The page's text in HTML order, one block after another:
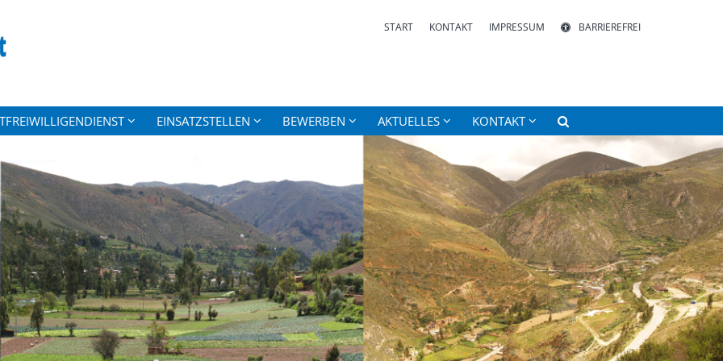
START KONTAKT IMPRESSUM BARRIEREFREI
EINSATZSTELLEN BEWERBEN AKTUELLES KONTAKT